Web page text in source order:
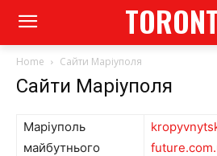
Home Сайти Маріуполя
Сайти Маріуполя
Маріуполь
майбутнього